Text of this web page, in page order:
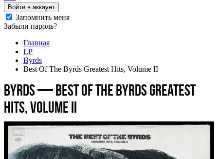
Войти в аккаунт
Запомнить меня
Забыли пароль?
Главная
LP
Byrds
Best Of The Byrds Greatest Hits, Volume II
Byrds — Best Of The Byrds Greatest
Hits, Volume II